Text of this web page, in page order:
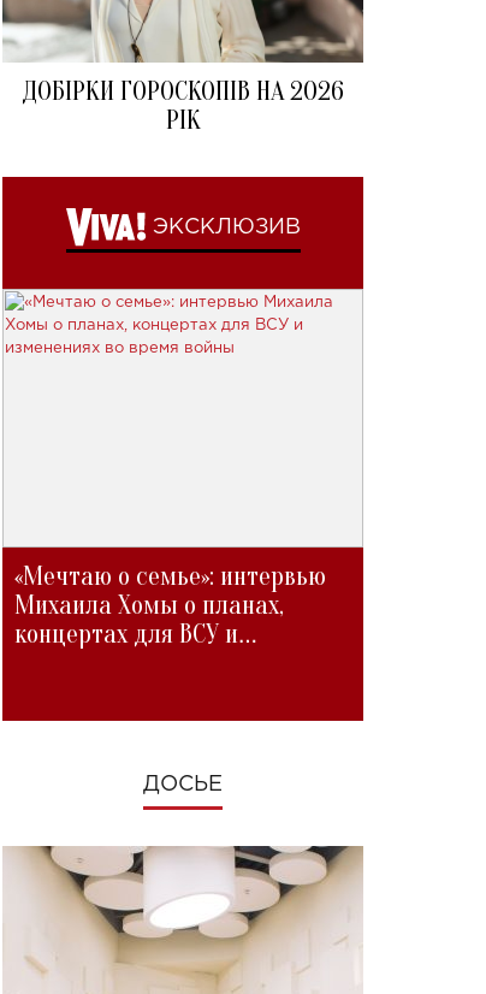
ДОБІРКИ ГОРОСКОПІВ НА 2026
РІК
ЭКСКЛЮЗИВ
«Мечтаю о семье»: интервью
Михаила Хомы о планах,
концертах для ВСУ и
ДОСЬЕ